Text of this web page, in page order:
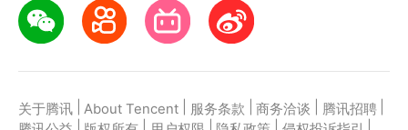
关于腾讯 About Tencent 服务条款 商务洽谈 腾讯招聘